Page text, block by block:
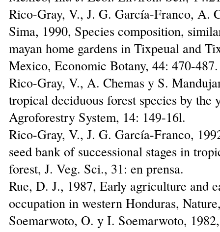
Rico-Gray, V., J. G. García-Franco, A.
Sima, 1990, Species composition,
mayan home gardens in Tixpeual and
Mexico, Economic Botany, 44: 470-487.
Rico-Gray, V., A. Chemas y S.
tropical deciduous forest species by the
Agroforestry System, 14: 149-16l.
Rico-Gray, V., J. G. García-Franco,
seed bank of successional stages in
forest, J. Veg. Sci., 31: en prensa.
Rue, D. J., 1987, Early agriculture and
occupation in western Honduras,
Soemarwoto, O. y I. Soemarwoto,